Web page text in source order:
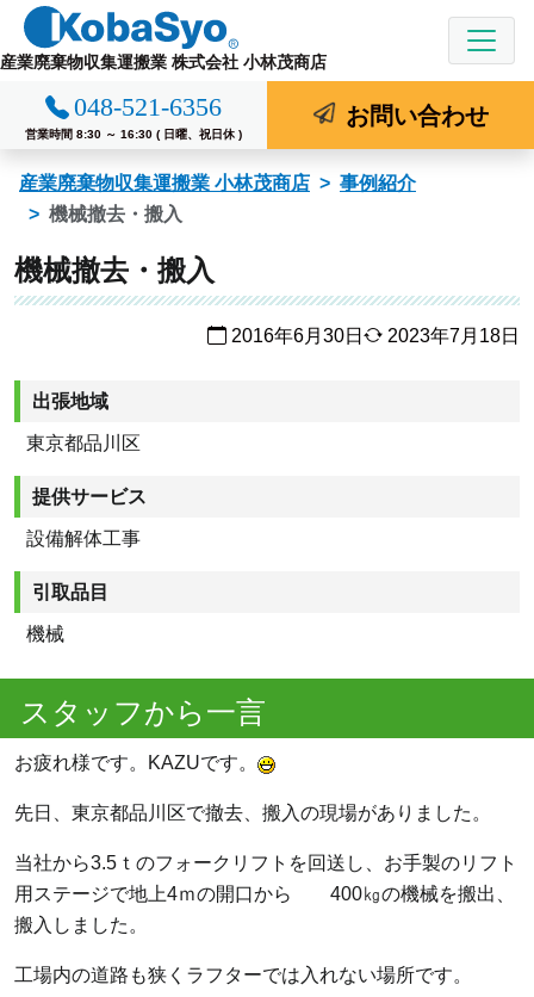
テ
ッ
プ
産業廃棄物収集運搬業 株式会社 小林茂商店
048-521-6356
営業時間 8:30 ～ 16:30 ( 日曜、祝日休 )
お問い合わせ
産業廃棄物収集運搬業 小林茂商店
事例紹介
機械撤去・搬入
機械撤去・搬入
2016年6月30日 2023年7月18日
出張地域
東京都品川区
提供サービス
設備解体工事
引取品目
機械
スタッフから一言
お疲れ様です。KAZUです。
先日、東京都品川区で撤去、搬入の現場がありました。
当社から3.5ｔのフォークリフトを回送し、お手製のリフト
用ステージで地上4ｍの開口から 400㎏の機械を搬出、
搬入しました。
工場内の道路も狭くラフターでは入れない場所です。